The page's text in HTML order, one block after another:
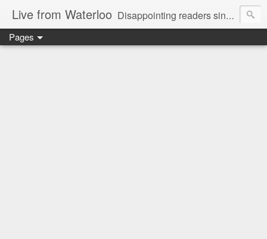
Live from Waterloo Disappointing readers since 2006
Pages